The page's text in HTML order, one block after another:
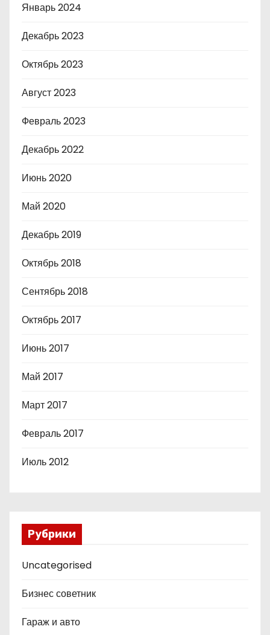
Январь 2024
Декабрь 2023
Октябрь 2023
Август 2023
Февраль 2023
Декабрь 2022
Июнь 2020
Май 2020
Декабрь 2019
Октябрь 2018
Сентябрь 2018
Октябрь 2017
Июнь 2017
Май 2017
Март 2017
Февраль 2017
Июль 2012
Рубрики
Uncategorised
Бизнес советник
Гараж и авто